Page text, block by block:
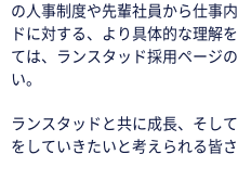
の人事制度や先輩社員から仕事
ドに対する、より具体的な理解
ては、ランスタッド採用ページ
い。
ランスタッドと共に成長、そし
をしていきたいと考えられる皆